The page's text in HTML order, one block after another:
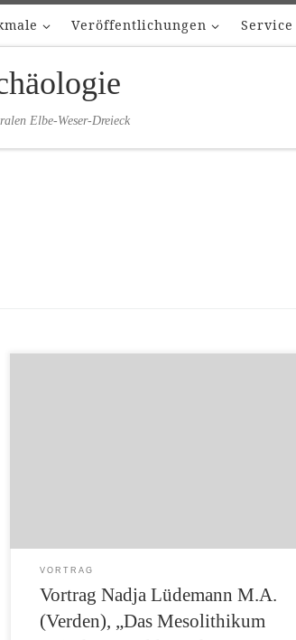
Veröffentlichungen Service
Elbe-Weser-Dreieck
VORTRAG
Vortrag Nadja Lüdemann M.A.
(Verden), „Das Mesolithikum